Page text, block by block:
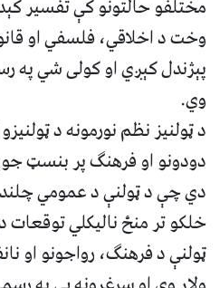
مختلفو حالتونو کې تفسیر
وخت د اخلاقي، فلسفي او
پېژندل کېږي او کولی شي په
وي.
د ټولنیز نظم نورمونه د
دودونو او فرهنګ پر بنسټ
دي چې د ټولنې د عمومي
خلکو تر منځ نالیکلي توقعات
ټولنې د فرهنګ، رواجونو او